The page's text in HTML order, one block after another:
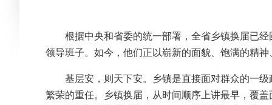
根据中央和省委的统一部署，全省乡镇换届已
领导班子。如今，他们正以崭新的面貌、饱满的精
基层安，则天下安。乡镇是直接面对群众的一
繁荣的重任。乡镇换届，从时间顺序上讲最早，覆